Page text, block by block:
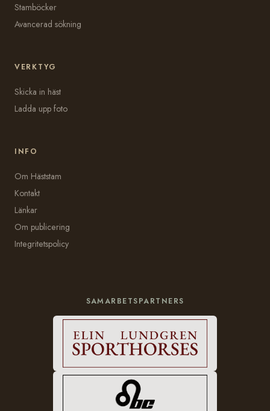
Stamböcker
Avancerad sökning
VERKTYG
Skicka in häst
Ladda upp foto
INFO
Om Häststam
Kontakt
Länkar
Om publicering
Integritetspolicy
SAMARBETSPARTNERS